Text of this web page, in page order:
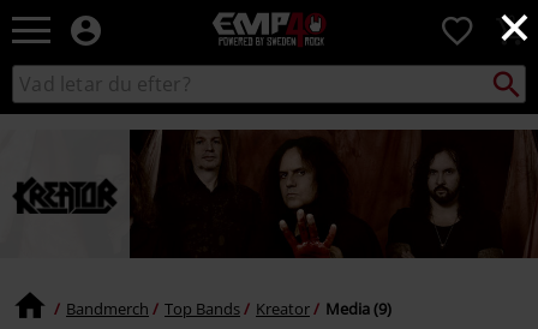
×
EMP
-
Musik,
TV
Spelmerch
Alternativt
Mode
0
Sök
i
Sök
Bandmerch Top Bands Kreator Media (9)